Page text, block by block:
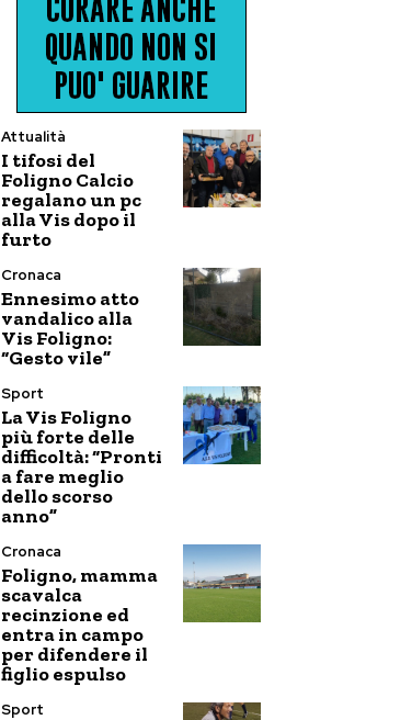
Attualità
I tifosi del
Foligno Calcio
regalano un pc
alla Vis dopo il
furto
Cronaca
Ennesimo atto
vandalico alla
Vis Foligno:
“Gesto vile”
Sport
La Vis Foligno
più forte delle
difficoltà: “Pronti
a fare meglio
dello scorso
anno”
Cronaca
Foligno, mamma
scavalca
recinzione ed
entra in campo
per difendere il
figlio espulso
Sport